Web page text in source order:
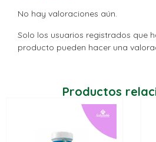
No hay valoraciones aún.
Solo los usuarios registrados que
producto pueden hacer una
Productos